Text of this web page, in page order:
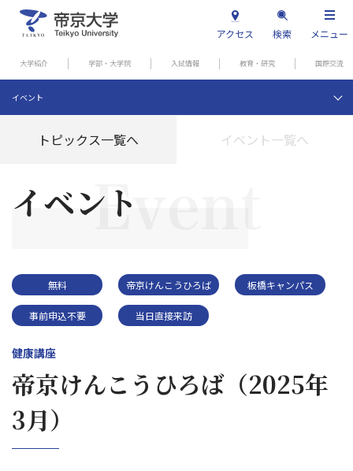
アクセス 検索 メニュー
大学紹介 学部・大学院 入試情報 教育・研究 国際交流
イベント
トピックス一覧へ イベント一覧へ
イベント
無料 帝京けんこうひろば 板橋キャンパス
事前申込不要 当日直接来訪
健康講座
帝京けんこうひろば（2025年
3月）